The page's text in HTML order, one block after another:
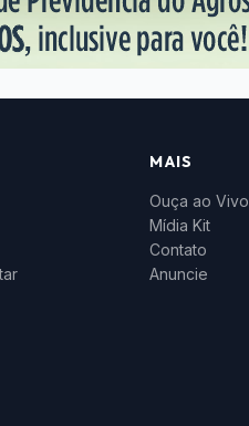
MAIS
Ouça ao Vivo
Mídia Kit
Contato
Anuncie